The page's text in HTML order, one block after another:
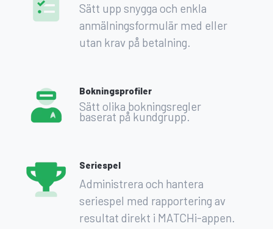
Sätt upp snygga och enkla
anmälningsformulär med eller
utan krav på betalning.
Bokningsprofiler
Sätt olika bokningsregler
baserat på kundgrupp.
Seriespel
Administrera och hantera
seriespel med rapportering av
resultat direkt i MATCHi-appen.